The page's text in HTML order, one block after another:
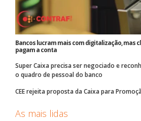
Bancos lucram mais com digitalização, mas
pagam a conta
Super Caixa precisa ser negociado e
o quadro de pessoal do banco
CEE rejeita proposta da Caixa para
As mais lidas